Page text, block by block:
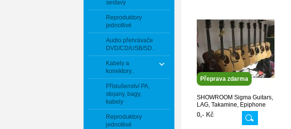
sestavy
Reproduktory
jednotlivé
Audio přehrávače
DVD/CD/USB/SD..
Kabely a
konektory..
Příslušenství PA,
stojany, bagy,
kabely
Reproduktory
jednotlivé
Přeprava zdarma
SHOWROOM Sigma Guitars,
LAG, Takamine, Epiphone
Gibson , A-Z VOLEJTE
602342520
0,- Kč